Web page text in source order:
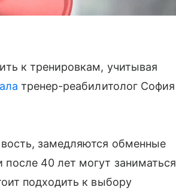
к тренировкам, учитывая
тренер-реабилитолог София
замедляются обменные
40 лет могут заниматься
подходить к выбору